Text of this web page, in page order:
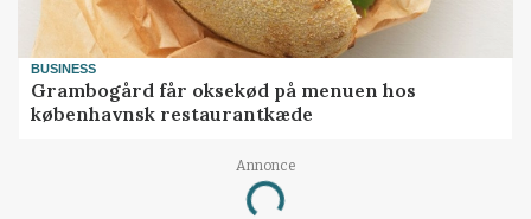
BUSINESS
Grambogård får oksekød på menuen hos
københavnsk restaurantkæde
Annonce